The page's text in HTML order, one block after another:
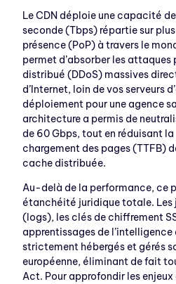
Le CDN déploie une capacité
seconde (Tbps) répartie sur
présence (PoP) à travers le
permet d’absorber les attaques
distribué (DDoS) massives
d’Internet, loin de vos serveurs
déploiement pour une agence
architecture a permis de
de 60 Gbps, tout en réduisant
chargement des pages (TTFB)
cache distribuée.
Au-delà de la performance, ce
étanchéité juridique totale. Les
(logs), les clés de chiffrement
apprentissages de
strictement hébergés et gérés
européenne, éliminant de fait
Act. Pour approfondir les